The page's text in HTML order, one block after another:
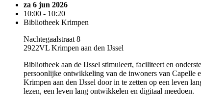
za 6 jun 2026
10:00 - 10:20
Bibliotheek Krimpen
Nachtegaalstraat 8
2922VL Krimpen aan den IJssel
Bibliotheek aan de IJssel stimuleert, faciliteert en
persoonlijke ontwikkeling van de inwoners van Capelle
Krimpen aan den IJssel door in te zetten op een leven
lezen, een leven lang ontwikkelen en digitaal meedoen.